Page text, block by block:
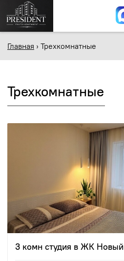
Главная › Трехкомнатные
Трехкомнатные
3 комн студия в ЖК Новый